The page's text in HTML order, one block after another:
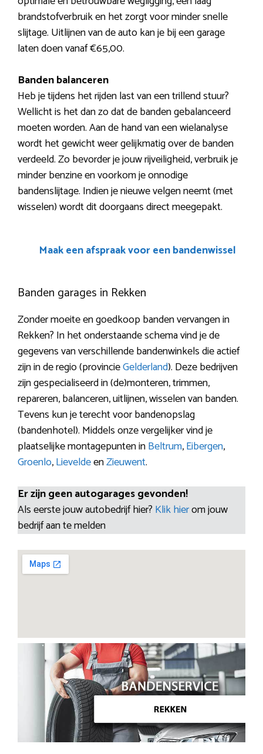
brandstofverbruik en het zorgt voor minder snelle
slijtage. Uitlijnen van de auto kan je bij een garage
laten doen vanaf €65,00.
Banden balanceren
Heb je tijdens het rijden last van een trillend stuur?
Wellicht is het dan zo dat de banden gebalanceerd
moeten worden. Aan de hand van een wielanalyse
wordt het gewicht weer gelijkmatig over de banden
verdeeld. Zo bevorder je jouw rijveiligheid, verbruik je
minder benzine en voorkom je onnodige
bandenslijtage. Indien je nieuwe velgen neemt (met
wisselen) wordt dit doorgaans direct meegepakt.
Maak een afspraak voor een bandenwissel
Banden garages in Rekken
Zonder moeite en goedkoop banden vervangen in
Rekken? In het onderstaande schema vind je de
gegevens van verschillende bandenwinkels die actief
zijn in de regio (provincieGelderland). Deze bedrijven
zijn gespecialiseerd in (de)monteren, trimmen,
repareren, balanceren, uitlijnen, wisselen van banden.
Tevens kun je terecht voor bandenopslag
(bandenhotel). Middels onze vergelijker vind je
plaatselijke montagepunten inBeltrum,Eibergen,
Groenlo,LieveldeenZieuwent.
Er zijn geen autogarages gevonden!
Als eerste jouw autobedrijf hier? Klik hierom jouw
bedrijf aan te melden